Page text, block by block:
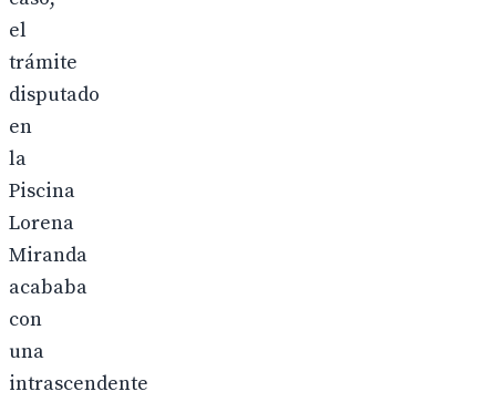
el
trámite
disputado
en
la
Piscina
Lorena
Miranda
acababa
con
una
intrascendente